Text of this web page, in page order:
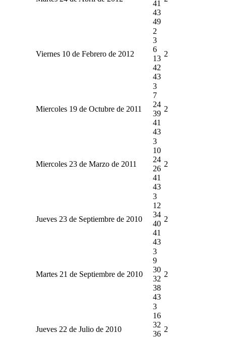
41
43
49
Viernes 10 de Febrero de 2012
2
3
6
13
42
43
2
Miercoles 19 de Octubre de 2011
3
7
24
39
41
43
2
Miercoles 23 de Marzo de 2011
3
10
24
26
41
43
2
Jueves 23 de Septiembre de 2010
3
12
34
40
41
43
2
Martes 21 de Septiembre de 2010
3
9
30
32
38
43
2
Jueves 22 de Julio de 2010
3
16
32
36
2